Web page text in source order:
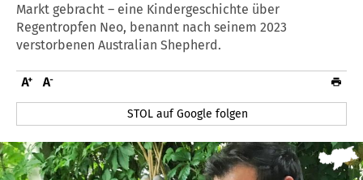
Markt gebracht – eine Kindergeschichte über
Regentropfen Neo, benannt nach seinem 2023
verstorbenen Australian Shepherd.
STOL auf Google folgen